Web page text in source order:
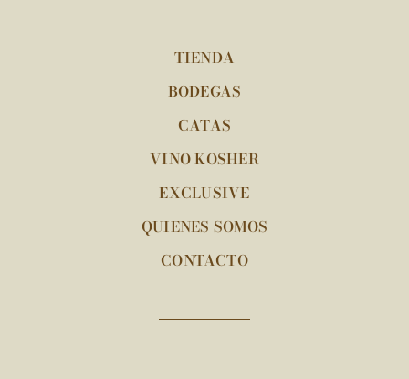
TIENDA
BODEGAS
CATAS
VINO KOSHER
EXCLUSIVE
QUIENES SOMOS
CONTACTO